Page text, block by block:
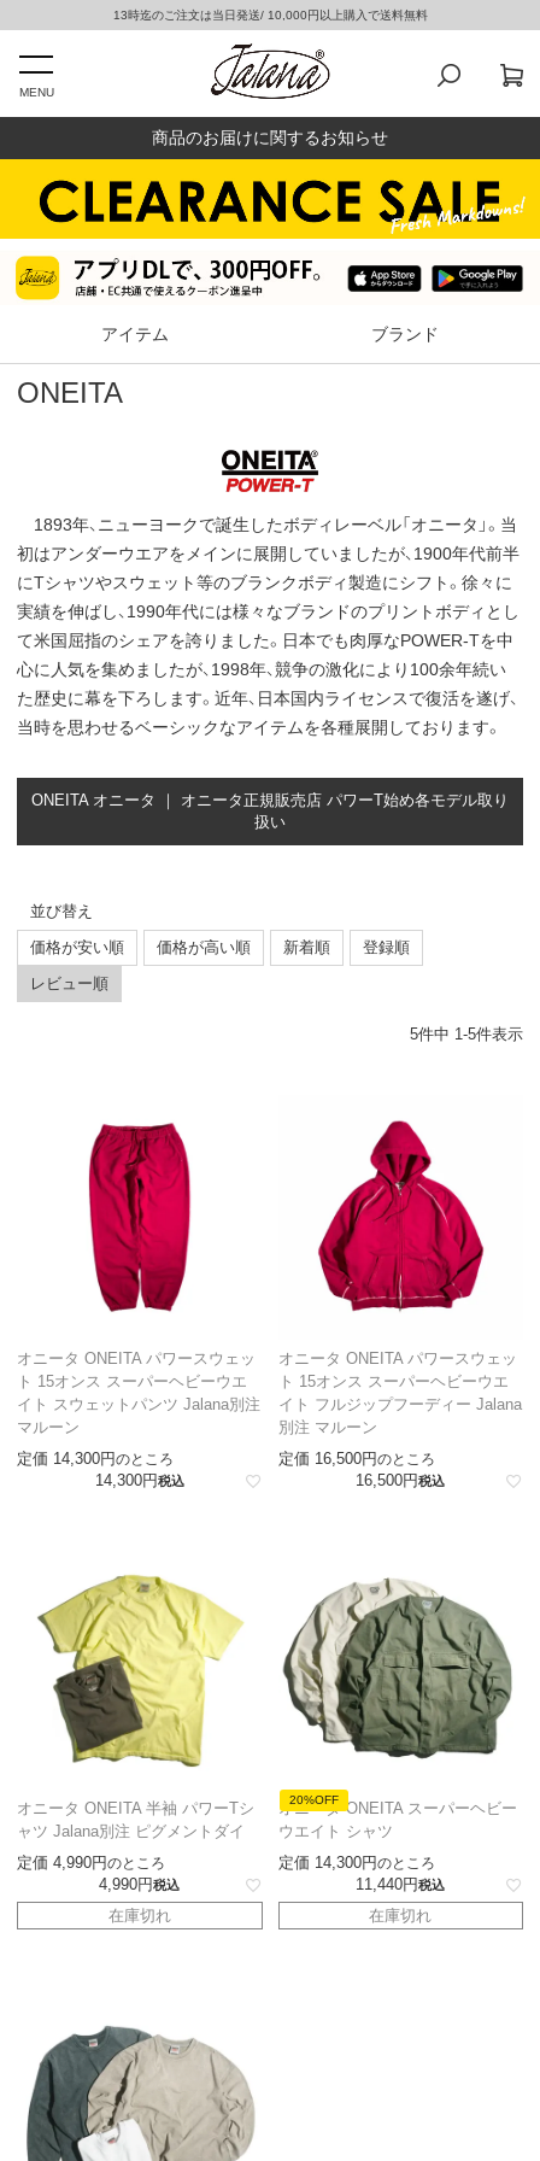
13時迄のご注文は当日発送/ 10,000円以上購入で送料無料
MENU
商品のお届けに関するお知らせ
アイテム ブランド
ONEITA
1893年、ニューヨークで誕生したボディレーベル「オニータ」。当
初はアンダーウエアをメインに展開していましたが、1900年代前半
にTシャツやスウェット等のブランクボディ製造にシフト。徐々に
実績を伸ばし、1990年代には様々なブランドのプリントボディとし
て米国屈指のシェアを誇りました。日本でも肉厚なPOWER-Tを中
心に人気を集めましたが、1998年、競争の激化により100余年続い
た歴史に幕を下ろします。近年、日本国内ライセンスで復活を遂げ、
当時を思わせるベーシックなアイテムを各種展開しております。
ONEITA オニータ ｜ オニータ正規販売店 パワーT始め各モデル取り
扱い
並び替え
価格が安い順
価格が高い順 新着順
登録順
レビュー順
5件中 1-5件表示
オニータ ONEITA パワースウェッ
ト 15オンス スーパーヘビーウエ
イト スウェットパンツ Jalana別注
マルーン
定価 14,300 のところ
14,300 税込
オニータ ONEITA パワースウェッ
ト 15オンス スーパーヘビーウエ
イト フルジップフーディー Jalana
別注 マルーン
定価 16,500 のところ
16,500 税込
オニータ ONEITA 半袖 パワーTシ
ャツ Jalana別注 ピグメントダイ
定価 4,990 のところ
4,990 税込
在庫切れ
20%OFF
オニータ ONEITA スーパーヘビー
ウエイト シャツ
定価 14,300 のところ
11,440 税込
在庫切れ